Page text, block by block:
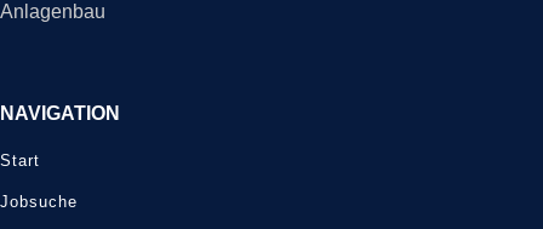
Anlagenbau
NAVIGATION
Start
Jobsuche